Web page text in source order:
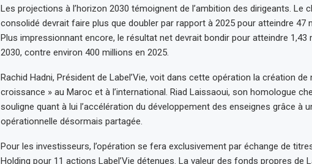
Les projections à l’horizon 2030 témoignent de l’ambition des dirigeants. Le
consolidé devrait faire plus que doubler par rapport à 2025 pour atteindre 47
Plus impressionnant encore, le résultat net devrait bondir pour atteindre 1,43
2030, contre environ 400 millions en 2025.
Rachid Hadni, Président de Label’Vie, voit dans cette opération la création de
croissance » au Maroc et à l’international. Riad Laissaoui, son homologue
souligne quant à lui l’accélération du développement des enseignes grâce à
opérationnelle désormais partagée.
Pour les investisseurs, l’opération se fera exclusivement par échange de
Holding pour 11 actions Label’Vie détenues. La valeur des fonds propres de